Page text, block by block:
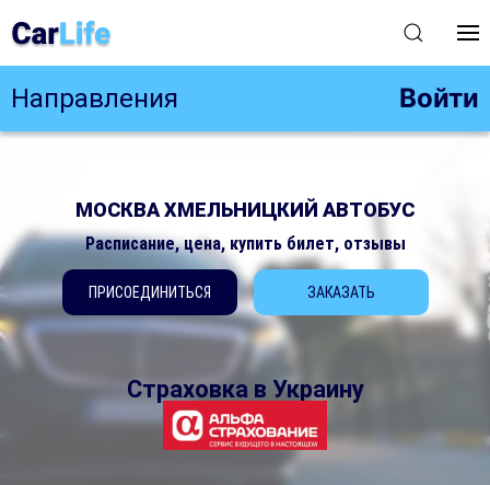
Направления Войти
МОСКВА ХМЕЛЬНИЦКИЙ АВТОБУС
Расписание, цена, купить билет, отзывы
ПРИСОЕДИНИТЬСЯ ЗАКАЗАТЬ
Страховка в Украину